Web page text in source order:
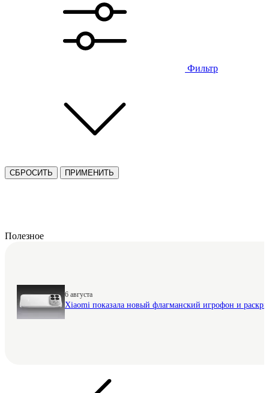
Фильтр
СБРОСИТЬ ПРИМЕНИТЬ
Полезное
6 августа
Xiaomi показала новый флагманский игрофон и